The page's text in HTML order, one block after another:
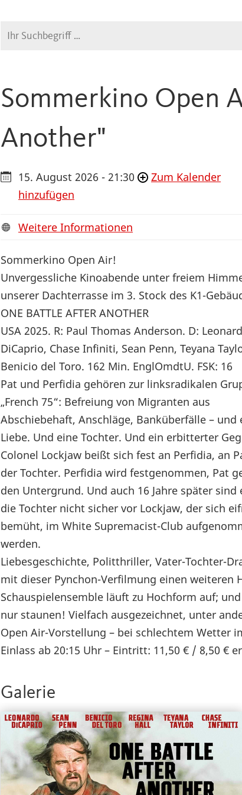
Suche
Sommerkino Open
Another"
15. August 2026 - 21:30
Zum Kalender
hinzufügen
Weitere Informationen
Sommerkino Open Air!
Unvergessliche Kinoabende unter freiem
unserer Dachterrasse im 3. Stock des K1-
ONE BATTLE AFTER ANOTHER
USA 2025. R: Paul Thomas Anderson. D:
DiCaprio, Chase Infiniti, Sean Penn, Teyana
Benicio del Toro. 162 Min. EnglOmdtU. FSK: 16
Pat und Perfidia gehören zur linksradikalen
„French 75“: Befreiung von Migranten aus
Abschiebehaft, Anschläge, Banküberfälle – und
Liebe. Und eine Tochter. Und ein erbitterter
Colonel Lockjaw beißt sich fest an Perfidia, an
der Tochter. Perfidia wird festgenommen, Pat
den Untergrund. Und auch 16 Jahre später sind
die Tochter nicht sicher vor Lockjaw, der sich
bemüht, im White Supremacist-Club
werden.
Liebesgeschichte, Politthriller, Vater-Tochter-
mit dieser Pynchon-Verfilmung einen weiteren
Schauspielensemble läuft zu Hochform auf;
nur staunen! Vielfach ausgezeichnet, unter
Open Air-Vorstellung – bei schlechtem Wetter
Einlass ab 20:15 Uhr – Eintritt: 11,50 € / 8,50 €
Galerie